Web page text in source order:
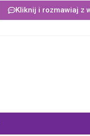
Kliknij i rozmawiaj z